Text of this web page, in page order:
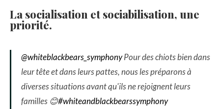
La socialisation et sociabilisation, une
priorité.
@whiteblackbears_symphonyPour des chiots bien dans
leur tête et dans leurs pattes, nous les préparons à
diverses situations avant qu'ils ne rejoignent leurs
familles 😊#whiteandblackbearssymphony